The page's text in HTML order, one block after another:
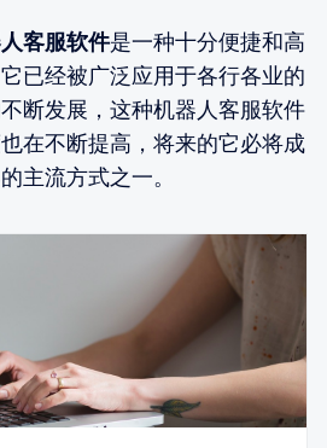
客服软件是一种十分便捷和高
已经被广泛应用于各行各业的
断发展，这种机器人客服软件
在不断提高，将来的它必将成
主流方式之一。